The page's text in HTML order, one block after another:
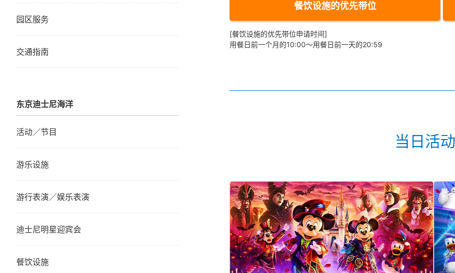
餐饮设施的优先带位
[餐饮设施的优先带位申请时间]
用餐日前一个月的10:00～用餐日前一天的20:59
当日活
园区服务
交通指南
东京迪士尼海洋
活动／节目
游乐设施
游行表演／娱乐表演
迪士尼明星迎宾会
餐饮设施